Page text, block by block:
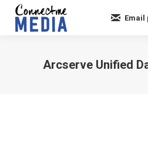
Email
Arcserve Unified